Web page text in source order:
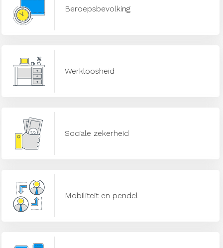
Beroepsbevolking
Werkloosheid
Sociale zekerheid
Mobiliteit en pendel